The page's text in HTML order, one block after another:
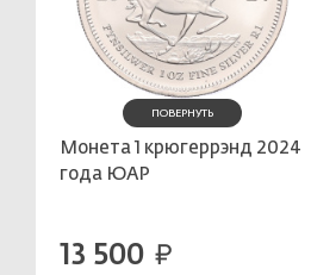
ПОВЕРНУТЬ
Монета 1 крюгеррэнд 2024
года ЮАР
13 500 руб.